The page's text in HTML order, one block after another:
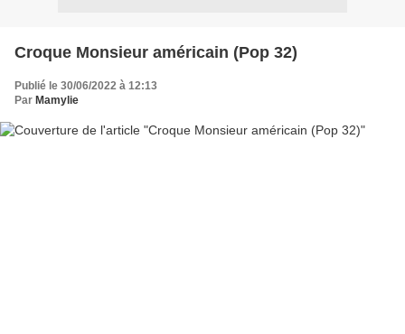
Croque Monsieur américain (Pop 32)
Publié le 30/06/2022 à 12:13
Par Mamylie